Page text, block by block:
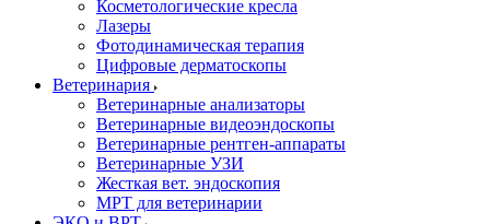
Косметологические кресла
Лазеры
Фотодинамическая терапия
Цифровые дерматоскопы
Ветеринария
Ветеринарные анализаторы
Ветеринарные видеоэндоскопы
Ветеринарные рентген-аппараты
Ветеринарные УЗИ
Жесткая вет. эндоскопия
МРТ для ветеринарии